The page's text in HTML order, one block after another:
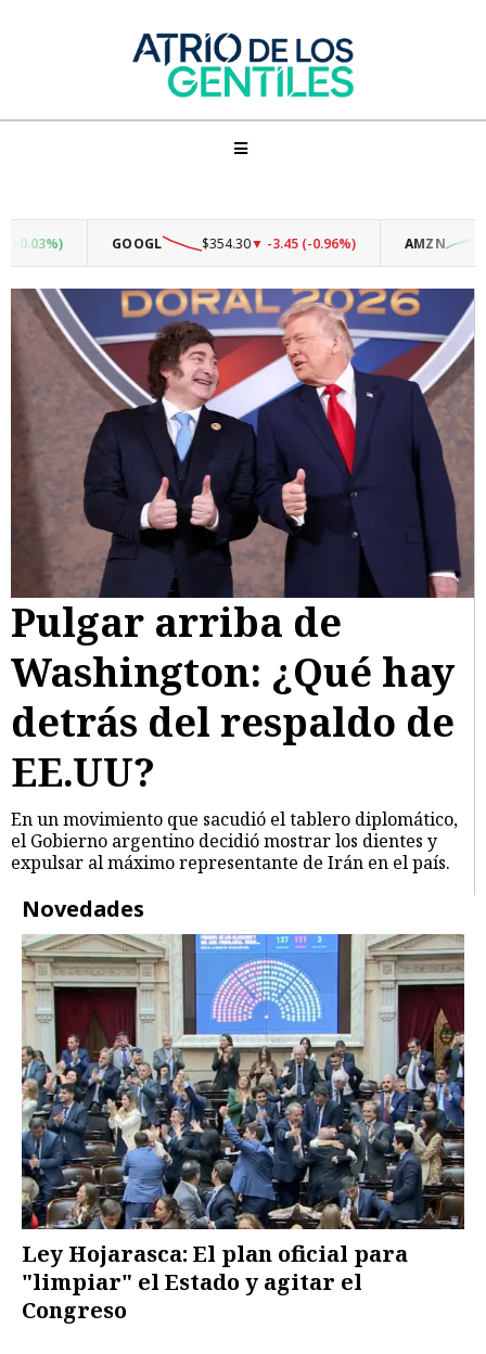
GOOGL $354.30▼ -3.45 (-0.96%) AMZN
Pulgar arriba de
Washington: ¿Qué hay
detrás del respaldo de
EE.UU?
En un movimiento que sacudió el tablero diplomático,
el Gobierno argentino decidió mostrar los dientes y
expulsar al máximo representante de Irán en el país.
Novedades
Ley Hojarasca: El plan oficial para
"limpiar" el Estado y agitar el
Congreso